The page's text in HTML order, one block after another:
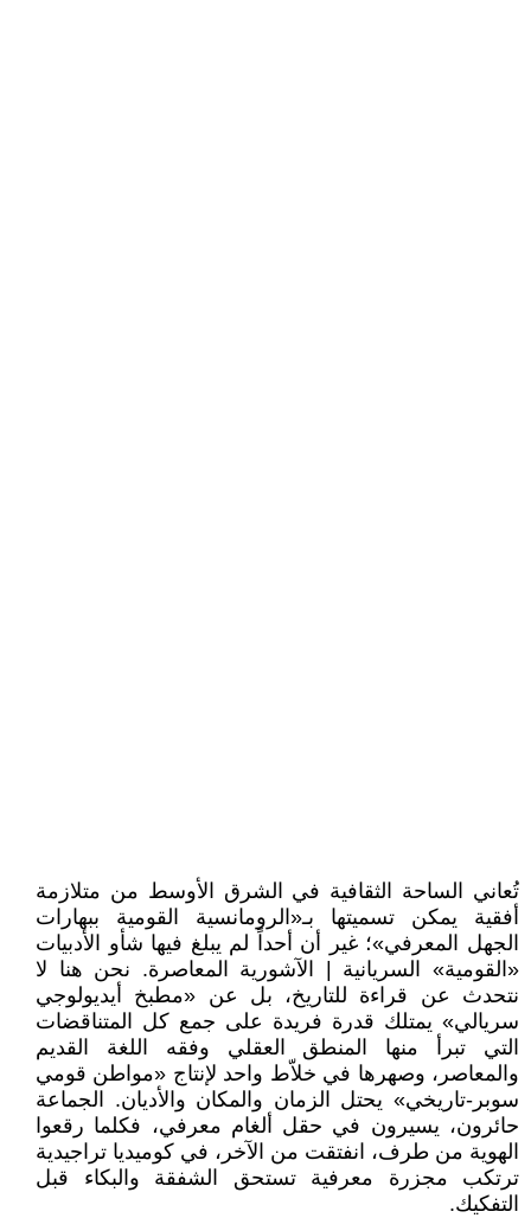
تُعاني الساحة الثقافية في الشرق الأوسط من متلازمة
أفقية يمكن تسميتها بـ«الرومانسية القومية ببهارات
الجهل المعرفي»؛ غير أن أحداً لم يبلغ فيها شأو الأدبيات
«القومية» السريانية | الآشورية المعاصرة. نحن هنا لا
نتحدث عن قراءة للتاريخ، بل عن «مطبخ أيديولوجي
سريالي» يمتلك قدرة فريدة على جمع كل المتناقضات
التي تبرأ منها المنطق العقلي وفقه اللغة القديم
والمعاصر، وصهرها في خلاّط واحد لإنتاج «مواطن قومي
سوبر-تاريخي» يحتل الزمان والمكان والأديان. الجماعة
حائرون، يسيرون في حقل ألغام معرفي، فكلما رقعوا
الهوية من طرف، انفتقت من الآخر، في كوميديا تراجيدية
ترتكب مجزرة معرفية تستحق الشفقة والبكاء قبل
التفكيك.